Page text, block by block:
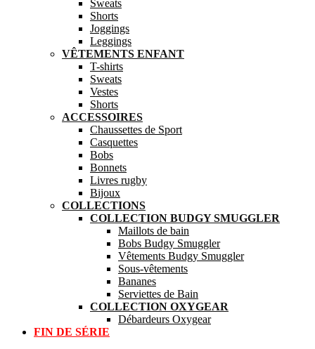
Sweats
Shorts
Joggings
Leggings
VÊTEMENTS ENFANT
T-shirts
Sweats
Vestes
Shorts
ACCESSOIRES
Chaussettes de Sport
Casquettes
Bobs
Bonnets
Livres rugby
Bijoux
COLLECTIONS
COLLECTION BUDGY SMUGGLER
Maillots de bain
Bobs Budgy Smuggler
Vêtements Budgy Smuggler
Sous-vêtements
Bananes
Serviettes de Bain
COLLECTION OXYGEAR
Débardeurs Oxygear
FIN DE SÉRIE